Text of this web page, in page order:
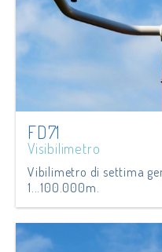
FD71
Visibilimetro
Vibilimetro di settima
1...100.000m.